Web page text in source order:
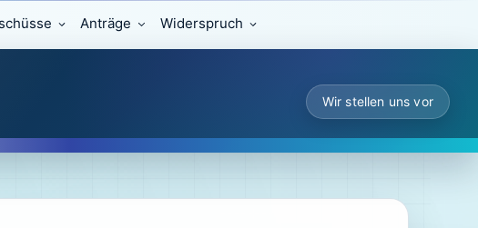
Anträge Widerspruch
Wir stellen uns vor